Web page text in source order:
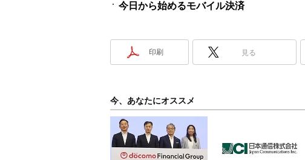
今日から始めるモバイル決済
印刷 見る
今、あなたにオススメ